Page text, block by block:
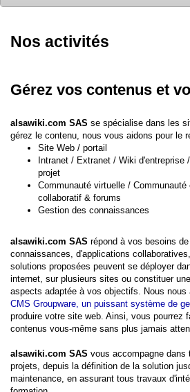
Nos activités
Gérez vos contenus et
alsawiki.com SAS se spécialise dans les
gérez le contenu, nous vous aidons pour le
Site Web / portail
Intranet / Extranet / Wiki d'entreprise
projet
Communauté virtuelle /
collaboratif & forums
Gestion des connaissances
alsawiki.com SAS répond à vos besoins
connaissances, d'applications
solutions proposées peuvent se déployer
internet, sur plusieurs sites ou constituer
aspects adaptée à vos objectifs. Nous nous
CMS Groupware, un puissant système de
produire votre site web. Ainsi, vous pourrez
contenus vous-même sans plus jamais
alsawiki.com SAS vous accompagne
projets, depuis la définition de la solution
maintenance, en assurant tous travaux